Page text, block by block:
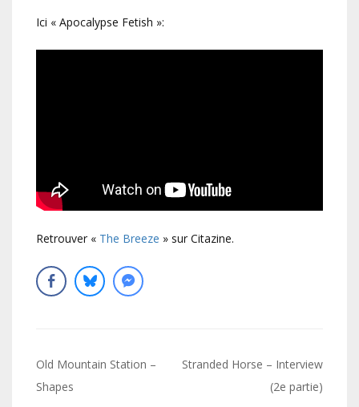
Ici « Apocalypse Fetish »:
Retrouver « The Breeze » sur Citazine.
Navigation
de
Old Mountain Station –
Shapes
Stranded Horse – Interview
(2e partie)